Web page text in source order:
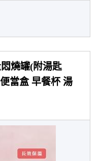
燒罐(附湯匙
當盒 早餐杯 湯